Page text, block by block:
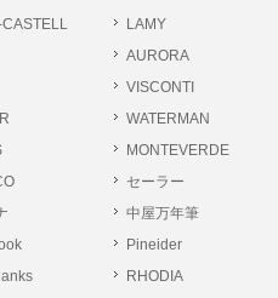
提出や質問へのご回答をお願いすること
人情報相談窓口
(受付)
きます。
さい。
ます。
れのある行為。
れのある行為。
CASTELL
LAMY
AURORA
VISCONTI
WATERMAN
MONTEVERDE
セーラー
中屋万年筆
Pineider
RHODIA